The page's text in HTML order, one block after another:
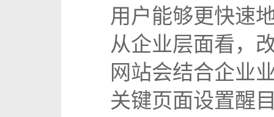
用户能够更快速
从企业层面看，
网站会结合企业
关键页面设置醒